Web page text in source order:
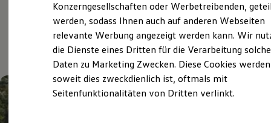
XTL-Dieselkraftstoff
Ersatzteile und Betriebsflüssigkeiten
Original Zubehör und Lifestyle Produkte
myVolkswagen Business
Elektrisch & Autonom
Elektro - & Hybridfahrzeuge
Klimafreundlicher Strom
Aktuelle Highlights
und Angebote
Konzerngesellschaften oder Werbetreibenden,
werden, sodass Ihnen auch auf anderen Webseiten
relevante Werbung angezeigt werden kann. Wir
die Dienste eines Dritten für die Verarbeitung
Daten zu Marketing Zwecken. Diese Cookies
soweit dies zweckdienlich ist, oftmals mit
Seitenfunktionalitäten von Dritten verlinkt.